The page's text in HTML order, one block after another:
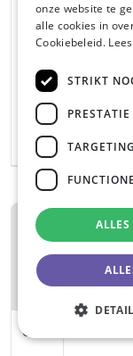
Code
Chemisch: Zouten
C7
onze website te
alle cookies in
Cookiebeleid.
STRIKT
PRESTATIE
TARGETING
ALLES